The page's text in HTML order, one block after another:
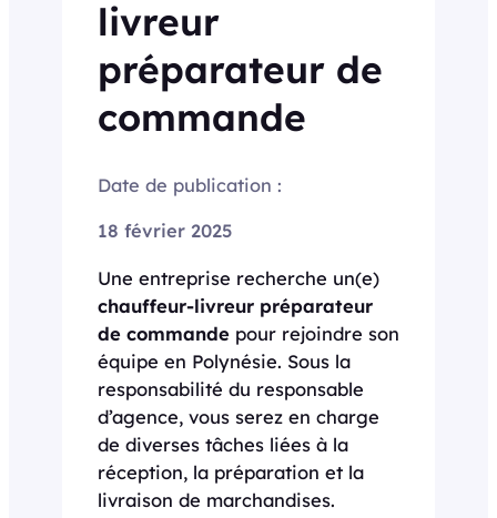
livreur
préparateur de
commande
Date de publication :
18 février 2025
Une entreprise recherche un(e)
chauffeur-livreur préparateur
de commande pour rejoindre son
équipe en Polynésie. Sous la
responsabilité du responsable
d’agence, vous serez en charge
de diverses tâches liées à la
réception, la préparation et la
livraison de marchandises.